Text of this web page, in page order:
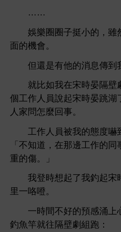
……
娛
圈圈子挺 ，雖
面
。
但還
消息傳到
就比如
宋 晏隔壁
個
作 員 起宋 晏
問
麼回事。
作
員被 態度嚇
「
， 邊 作 同
傷。」
登
起 釣起宋
里
咯噔。
好
預 涌
釣魚竿就往隔壁劇組
：